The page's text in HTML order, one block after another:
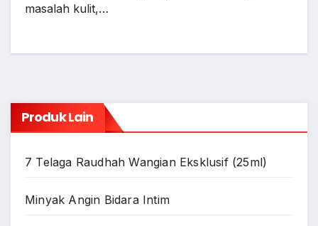
masalah kulit,…
Produk Lain
7 Telaga Raudhah Wangian Eksklusif (25ml)
Minyak Angin Bidara Intim